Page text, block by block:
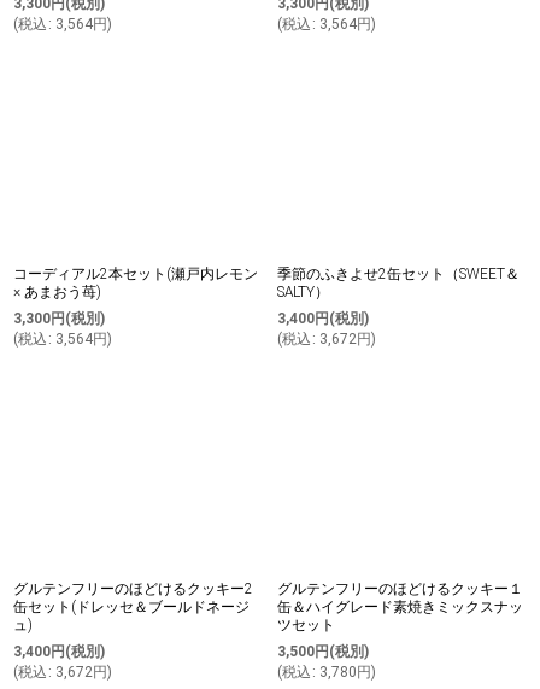
3,300円 (税別)
(税込 : 3,564円)
3,300円 (税別)
(税込 : 3,564円)
コーディアル2本セット(瀬戸内レモン
× あまおう苺)
3,300円 (税別)
(税込 : 3,564円)
季節のふきよせ2缶セット（SWEET＆
SALTY）
3,400円 (税別)
(税込 : 3,672円)
グルテンフリーのほどけるクッキー2
缶セット(ドレッセ＆ブールドネージ
ュ)
3,400円 (税別)
(税込 : 3,672円)
グルテンフリーのほどけるクッキー１
缶＆ハイグレード素焼きミックスナッ
ツセット
3,500円 (税別)
(税込 : 3,780 円)